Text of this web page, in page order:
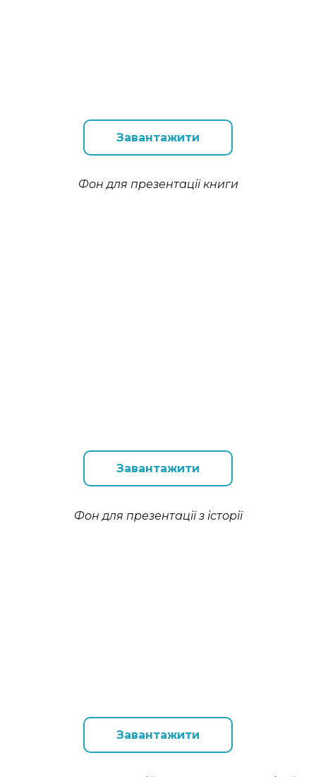
Завантажити
Фон для презентації книги
Завантажити
Фон для презентації з історії
Завантажити